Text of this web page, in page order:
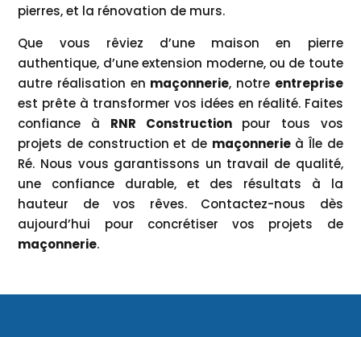
pierres, et la rénovation de murs.
Que vous rêviez d’une maison en pierre
authentique, d’une extension moderne, ou de toute
autre réalisation en maçonnerie, notre entreprise
est prête à transformer vos idées en réalité. Faites
confiance à RNR Constructionpour tous vos
projets de construction et de maçonnerieà Île de
Ré. Nous vous garantissons un travail de qualité,
une confiance durable, et des résultats à la
hauteur de vos rêves. Contactez-nous dès
aujourd’hui pour concrétiser vos projets de
maçonnerie.